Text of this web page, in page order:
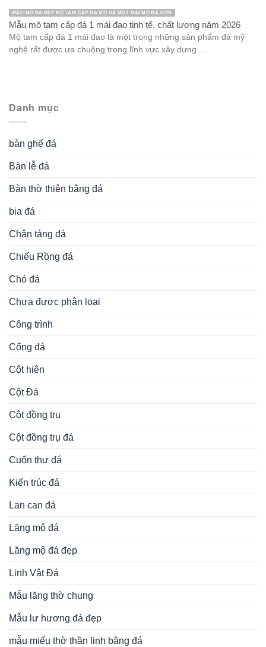
MẪU MỘ ĐÁ ĐẸP MỘ TAM CẤP ĐÁ MỘ ĐÁ MỘT MÁI MỘ ĐÁ ĐƠN
Mẫu mộ tam cấp đá 1 mái đao tinh tế, chất lượng năm 2026
Mộ tam cấp đá 1 mái đao là một trong những sản phẩm đá mỹ
nghệ rất được ưa chuộng trong lĩnh vực xây dựng ...
Danh mục
bàn ghế đá
Bàn lễ đá
Bàn thờ thiên bằng đá
bia đá
Chân tảng đá
Chiếu Rồng đá
Chó đá
Chưa được phân loại
Công trình
Cổng đá
Cột hiên
Cột Đá
Cột đồng trụ
Cột đồng trụ đá
Cuốn thư đá
Kiến trúc đá
Lan can đá
Lăng mộ đá
Lăng mộ đá đẹp
Linh Vật Đá
Mẫu lăng thờ chung
Mẫu lư hương đá đẹp
mẫu miếu thờ thần linh bằng đá